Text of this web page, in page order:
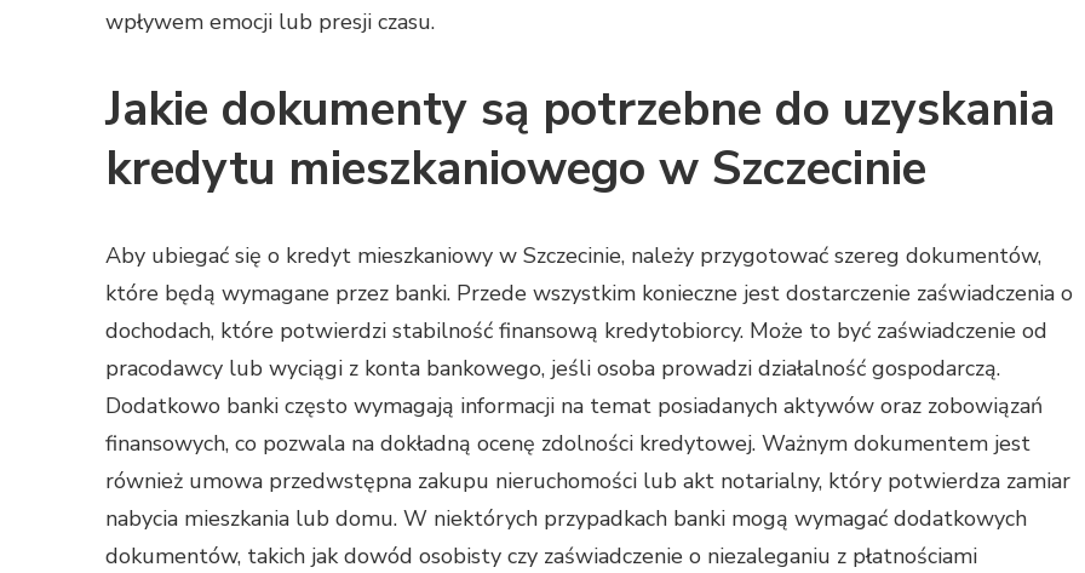
wpływem emocji lub presji czasu.
Jakie dokumenty są potrzebne do uzyskania
kredytu mieszkaniowego w Szczecinie
Aby ubiegać się o kredyt mieszkaniowy w Szczecinie, należy przygotować szereg dokumentów,
które będą wymagane przez banki. Przede wszystkim konieczne jest dostarczenie zaświadczenia o
dochodach, które potwierdzi stabilność finansową kredytobiorcy. Może to być zaświadczenie od
pracodawcy lub wyciągi z konta bankowego, jeśli osoba prowadzi działalność gospodarczą.
Dodatkowo banki często wymagają informacji na temat posiadanych aktywów oraz zobowiązań
finansowych, co pozwala na dokładną ocenę zdolności kredytowej. Ważnym dokumentem jest
również umowa przedwstępna zakupu nieruchomości lub akt notarialny, który potwierdza zamiar
nabycia mieszkania lub domu. W niektórych przypadkach banki mogą wymagać dodatkowych
dokumentów, takich jak dowód osobisty czy zaświadczenie o niezaleganiu z płatnościami